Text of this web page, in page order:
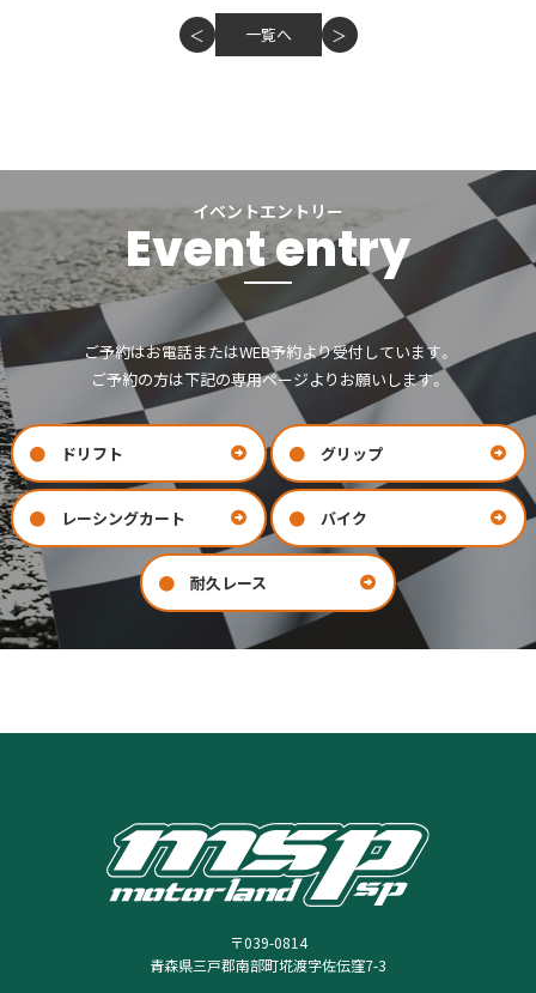
＜ 一覧へ ＞
イベントエントリー
Event entry
ご予約はお電話またはWEB予約より受付しています。
ご予約の方は下記の専用ページよりお願いします。
ドリフト グリップ
レーシングカート バイク
耐久レース
お問い合わせ
会社案内
〒039-0814
青森県三戸郡南部町埖渡字佐伝窪7-3